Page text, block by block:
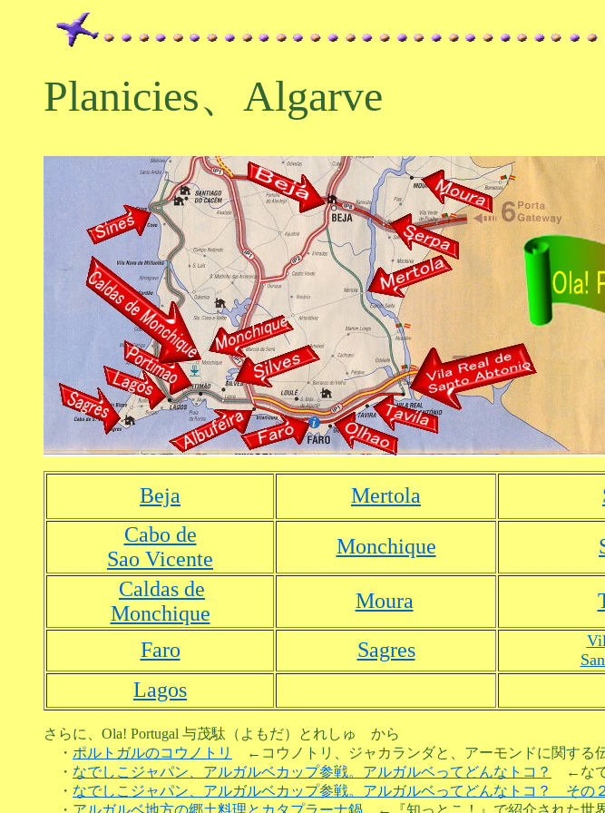
Planicies、Algarve
Beja Mertola
Cabo de
Sao Vicente
Monchique
Caldas de
Monchique
Moura
Faro Sagres
Lagos
さらに、Ola! Portugal 与茂駄（よもだ）とれしゅ から
・ ポルトガルのコウノトリ
←コウノトリ、ジャカランダと、アーモンドに関する伝
・ なでしこジャパン、アルガルベカップ参戦。アルガルベってどんなトコ？
←なで
・ なでしこジャパン、アルガルベカップ参戦。アルガルベってどんなトコ？ その２
・ アルガルベ地方の郷土料理とカタプラーナ鍋 ←『知っとこ！』で紹介された世